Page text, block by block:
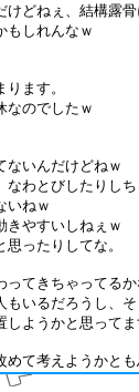
けどねぇ、結構露骨
もしれんなｗ
ます。
なのでしたｗ
ないんだけどねｗ
わとびしたりし
いねｗ
きやすいしねぇｗ
ったりしてな。
てきちゃってるか
いるだろうし、
ようかと思ってま
て考えようかとも